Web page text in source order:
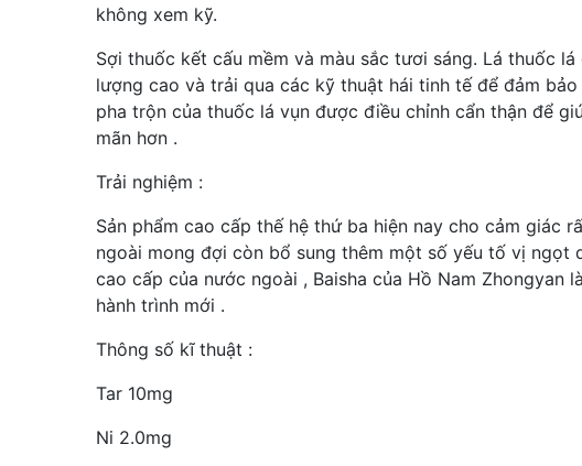
không xem kỹ.
Sợi thuốc kết cấu mềm và màu sắc tươi sáng. Lá thuốc
lượng cao và trải qua các kỹ thuật hái tinh tế để đảm
pha trộn của thuốc lá vụn được điều chỉnh cẩn thận để
mãn hơn .
Trải nghiệm :
Sản phẩm cao cấp thế hệ thứ ba hiện nay cho cảm giác
ngoài mong đợi còn bổ sung thêm một số yếu tố vị ngọt
cao cấp của nước ngoài , Baisha của Hồ Nam
hành trình mới .
Thông số kĩ thuật :
Tar 10mg
Ni 2.0mg